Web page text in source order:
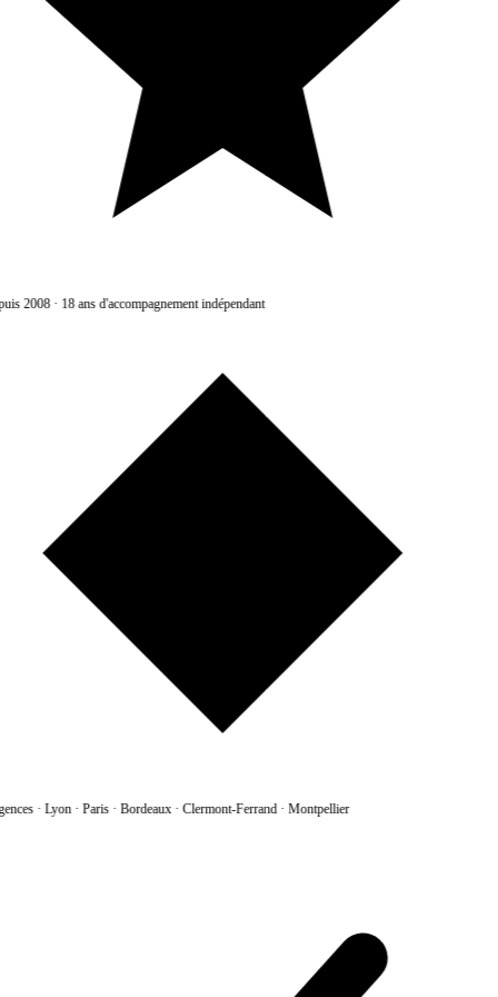
2008·18 ans d'accompagnement indépendant
·Lyon · Paris · Bordeaux · Clermont-Ferrand · Montpellier